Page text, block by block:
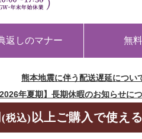
返しのマナー 無
熊本地震に伴う配送遅延につい
2026年夏期】長期休暇のお知らせに
(税込) 以上ご購入で使え